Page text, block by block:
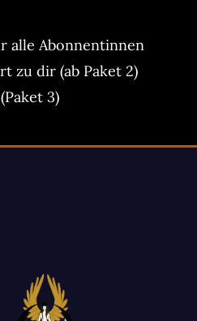
alle Abonnentinnen
zu dir (ab Paket 2)
3)